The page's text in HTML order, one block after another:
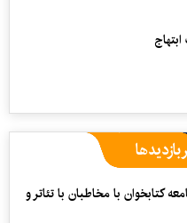
کتابخوان با مخاطبان با تئاتر و